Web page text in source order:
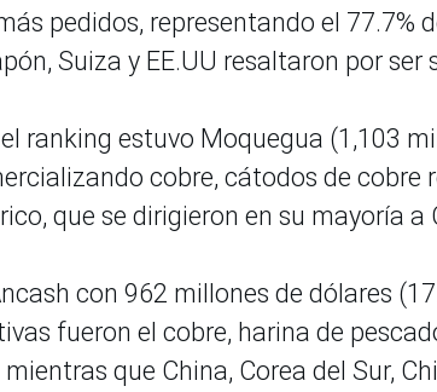
pedidos, representando el 77.7%
Suiza y EE.UU resaltaron por
ranking estuvo Moquegua (1,103
cobre, cátodos de cobre
que se dirigieron en su mayoría a
con 962 millones de dólares
fueron el cobre, harina de
que China, Corea del Sur,